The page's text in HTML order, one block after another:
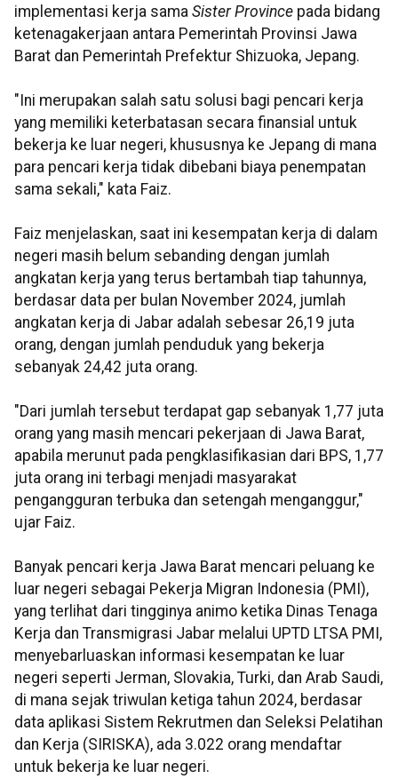
implementasi kerja sama Sister Province pada bidang
ketenagakerjaan antara Pemerintah Provinsi Jawa
Barat dan Pemerintah Prefektur Shizuoka, Jepang.
"Ini merupakan salah satu solusi bagi pencari kerja
yang memiliki keterbatasan secara finansial untuk
bekerja ke luar negeri, khususnya ke Jepang di mana
para pencari kerja tidak dibebani biaya penempatan
sama sekali," kata Faiz.
Faiz menjelaskan, saat ini kesempatan kerja di dalam
negeri masih belum sebanding dengan jumlah
angkatan kerja yang terus bertambah tiap tahunnya,
berdasar data per bulan November 2024, jumlah
angkatan kerja di Jabar adalah sebesar 26,19 juta
orang, dengan jumlah penduduk yang bekerja
sebanyak 24,42 juta orang.
"Dari jumlah tersebut terdapat gap sebanyak 1,77 juta
orang yang masih mencari pekerjaan di Jawa Barat,
apabila merunut pada pengklasifikasian dari BPS, 1,77
juta orang ini terbagi menjadi masyarakat
pengangguran terbuka dan setengah menganggur,"
ujar Faiz.
Banyak pencari kerja Jawa Barat mencari peluang ke
luar negeri sebagai Pekerja Migran Indonesia (PMI),
yang terlihat dari tingginya animo ketika Dinas Tenaga
Kerja dan Transmigrasi Jabar melalui UPTD LTSA PMI,
menyebarluaskan informasi kesempatan ke luar
negeri seperti Jerman, Slovakia, Turki, dan Arab Saudi,
di mana sejak triwulan ketiga tahun 2024, berdasar
data aplikasi Sistem Rekrutmen dan Seleksi Pelatihan
dan Kerja (SIRISKA), ada 3.022 orang mendaftar
untuk bekerja ke luar negeri.